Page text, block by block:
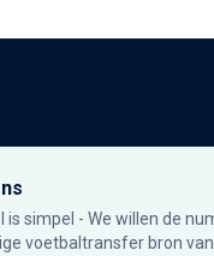
is simpel - We willen de
voetbaltransfer bron